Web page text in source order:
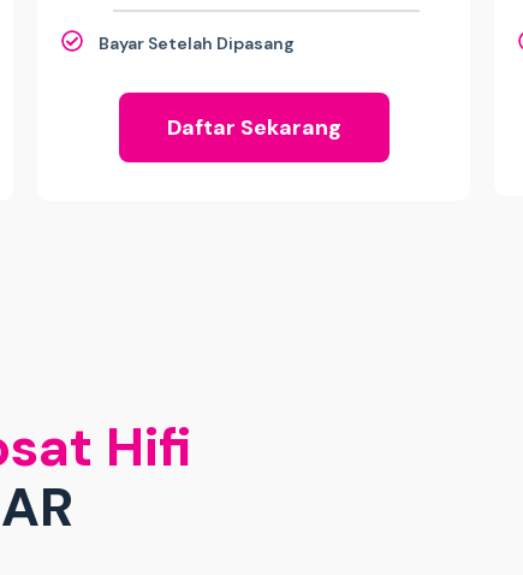
Bayar Setelah Dipasang
Daftar Sekarang
Hifi